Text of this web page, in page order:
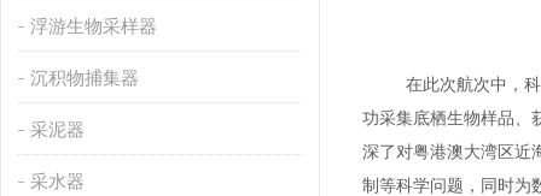
浮游生物采样器
沉积物捕集器
采泥器
采水器
在此次航次中，
功采集底栖生物样品、
深了对粤港澳大湾区近
制等科学问题，同时为